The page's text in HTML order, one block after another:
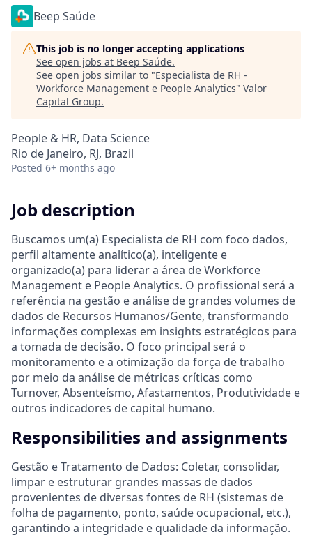
Beep Saúde
This job is no longer accepting applications
See open jobs at Beep Saúde.
See open jobs similar to "Especialista de RH -
Workforce Management e People Analytics" Valor
Capital Group.
People & HR, Data Science
Rio de Janeiro, RJ, Brazil
Posted 6+ months ago
Job description
Buscamos um(a) Especialista de RH com foco dados,
perfil altamente analítico(a), inteligente e
organizado(a) para liderar a área de Workforce
Management e People Analytics. O profissional será a
referência na gestão e análise de grandes volumes de
dados de Recursos Humanos/Gente, transformando
informações complexas em insights estratégicos para
a tomada de decisão. O foco principal será o
monitoramento e a otimização da força de trabalho
por meio da análise de métricas críticas como
Turnover, Absenteísmo, Afastamentos, Produtividade e
outros indicadores de capital humano.
Responsibilities and assignments
Gestão e Tratamento de Dados: Coletar, consolidar,
limpar e estruturar grandes massas de dados
provenientes de diversas fontes de RH (sistemas de
folha de pagamento, ponto, saúde ocupacional, etc.),
garantindo a integridade e qualidade da informação.